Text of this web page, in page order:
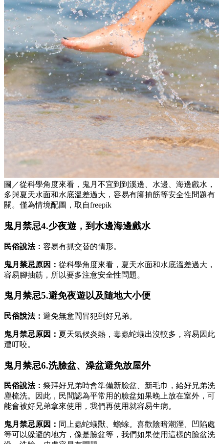
圖／從科學角度來看，鬼月不宜到到溪邊、水邊、海邊戲水，
多與夏天水面和水底溫差過大，容易有腳抽筋等安全性問題有
關。僅為情境配圖，取自freepik
鬼月禁忌4.少夜遊，到水邊海邊戲水
民俗說法： 容易有抓交替的情形。
鬼月禁忌原因： 從科學角度來看，夏天水面和水底溫差過大，
容易腳抽筋，所以要多注意安全性問題。
鬼月禁忌5.避免夜遊以及隨地大小便
民俗說法： 避免無意間冒犯到好兄弟。
鬼月禁忌原因： 夏天氣候炎熱，毒蟲蛇蟻出沒較多，容易因此
遭叮咬。
鬼月禁忌6.洗臉盆、澡盆避免放屋外
民俗說法： 祭拜好兄弟時會準備新臉盆、新毛巾，給好兄弟洗
塵梳洗。因此，民間認為平常用的臉盆如果晚上放在室外，可
能會被好兄弟拿來使用，我們再使用就容易生病。
鬼月禁忌原因： 同上蟲蛇蟻獸、蟾蜍。喜歡陰暗潮溼、凹陷處
等可以躲避的地方，像是臉盆等，我們如果使用這樣的臉盆洗